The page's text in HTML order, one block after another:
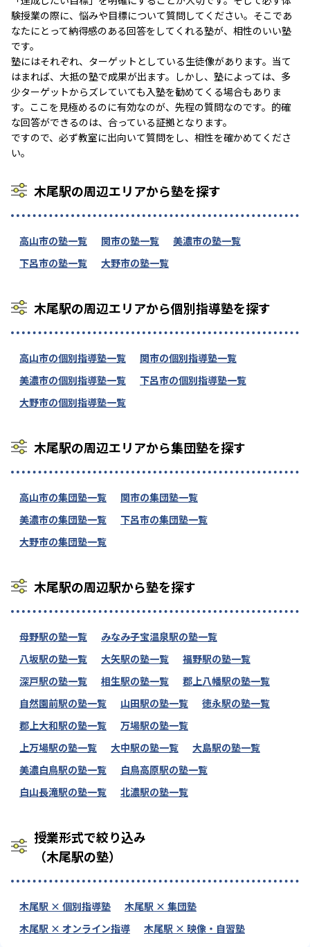
験授業の際に、悩みや目標について質問してください。そこであ
なたにとって納得感のある回答をしてくれる塾が、相性のいい塾
です。
塾にはそれぞれ、ターゲットとしている生徒像があります。当て
はまれば、大抵の塾で成果が出ます。しかし、塾によっては、多
少ターゲットからズレていても入塾を勧めてくる場合もありま
す。ここを見極めるのに有効なのが、先程の質問なのです。的確
な回答ができるのは、合っている証拠となります。
ですので、必ず教室に出向いて質問をし、相性を確かめてくださ
い。
木尾駅の周辺エリアから塾を探す
高山市の塾一覧 関市の塾一覧
美濃市の塾一覧
下呂市の塾一覧
大野市の塾一覧
木尾駅の周辺エリアから個別指導塾を探す
高山市の個別指導塾一覧
関市の個別指導塾一覧
美濃市の個別指導塾一覧
下呂市の個別指導塾一覧
大野市の個別指導塾一覧
木尾駅の周辺エリアから集団塾を探す
高山市の集団塾一覧
関市の集団塾一覧
美濃市の集団塾一覧
下呂市の集団塾一覧
大野市の集団塾一覧
木尾駅の周辺駅から塾を探す
母野駅の塾一覧
みなみ子宝温泉駅の塾一覧
八坂駅の塾一覧
大矢駅の塾一覧
福野駅の塾一覧
深戸駅の塾一覧
相生駅の塾一覧
郡上八幡駅の塾一覧
自然園前駅の塾一覧
山田駅の塾一覧
徳永駅の塾一覧
郡上大和駅の塾一覧
万場駅の塾一覧
上万場駅の塾一覧
大中駅の塾一覧
大島駅の塾一覧
美濃白鳥駅の塾一覧
白鳥高原駅の塾一覧
白山長滝駅の塾一覧
北濃駅の塾一覧
授業形式で絞り込み
（木尾駅の塾）
木尾駅 × 個別指導塾
木尾駅 × 集団塾
木尾駅 × オンライン指導
木尾駅 × 映像・自習塾